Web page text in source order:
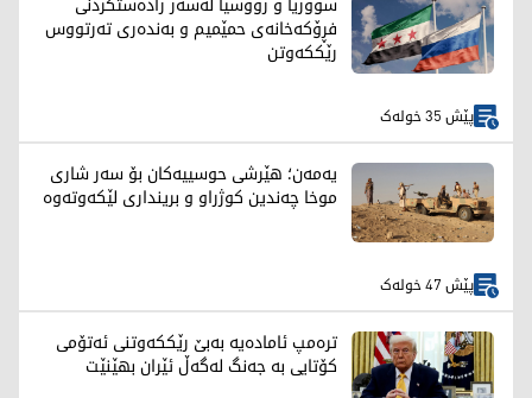
فڕۆکەخانەی حمێمیم و بەندەری تەرتووس
رێککەوتن
پێش 35 خولەک
یەمەن؛ هێرشی حوسییەکان بۆ سەر شاری
موخا چەندین کوژراو و برینداری لێکەوتەوە
پێش 47 خولەک
ترەمپ ئامادەیە بەبێ رێککەوتنی ئەتۆمی
کۆتایی بە جەنگ لەگەڵ ئێران بهێنێت